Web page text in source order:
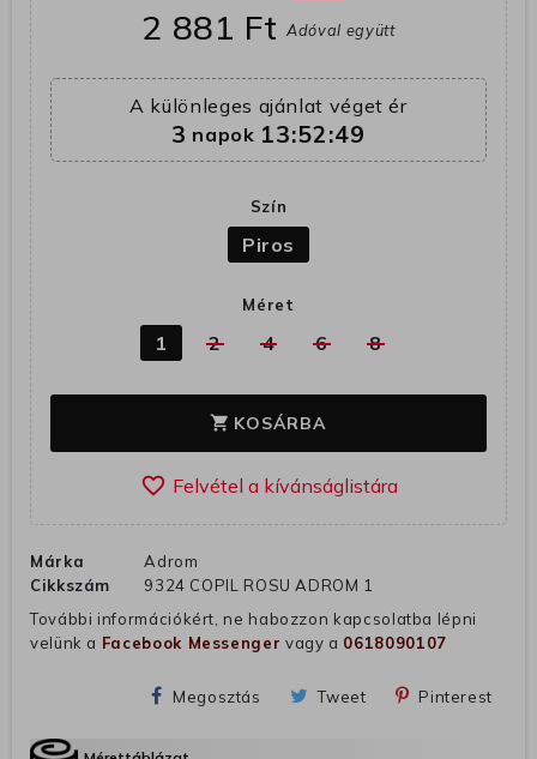
2 881 FtAdóval együtt
A különleges ajánlat véget ér
3 napok 13:52:48
Szín
Piros
Méret
1 2 4 6 8
shopping_cart KOSÁRBA
favorite_border
Márka
Adrom
Cikkszám
9324 COPIL ROSU ADROM 1
További információkért, ne habozzon kapcsolatba lépni
velünk a Facebook Messenger vagy a 0618090107
Megosztás Tweet Pinterest